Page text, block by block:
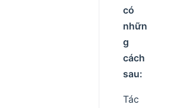
có
nhữn
g
cách
sau:
Tác